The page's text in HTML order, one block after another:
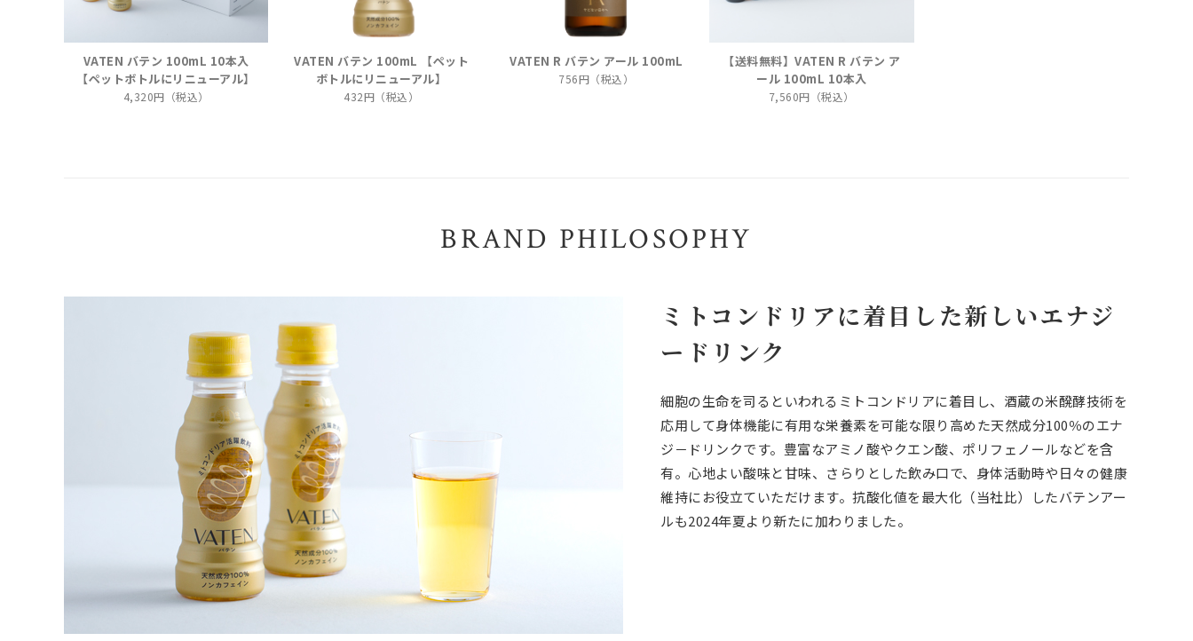
VATEN バテン 100mL 10本入
【ペットボトルにリニューアル】
4,320円（税込）
VATEN バテン 100mL 【ペット
ボトルにリニューアル】
432円（税込）
VATEN R バテン アール 100mL
756円（税込）
【送料無料】VATEN R バテン ア
ール 100mL 10本入
7,560円（税込）
BRAND PHILOSOPHY
ミトコンドリアに着目した新しいエナジ
ードリンク
細胞の生命を司るといわれるミトコンドリアに着目し、酒蔵の米醗酵技術を
応用して身体機能に有用な栄養素を可能な限り高めた天然成分100％のエナ
ジ－ドリンクです。豊富なアミノ酸やクエン酸、ポリフェノールなどを含
有。心地よい酸味と甘味、さらりとした飲み口で、身体活動時や日々の健康
維持にお役立ていただけます。抗酸化値を最大化（当社比）したバテンアー
ルも2024年夏より新たに加わりました。